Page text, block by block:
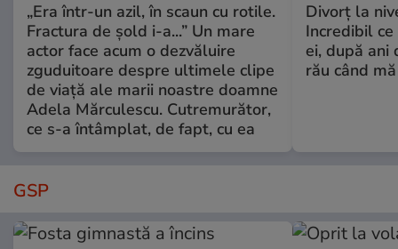
„Era într-un azil, în scaun cu rotile.
Fractura de șold i-a...” Un mare
actor face acum o dezvăluire
zguduitoare despre ultimele clipe
de viață ale marii noastre doamne
Adela Mărculescu. Cutremurător,
ce s-a întâmplat, de fapt, cu ea
Divorț la
Incredibil
ei, după ani
rău când
GSP